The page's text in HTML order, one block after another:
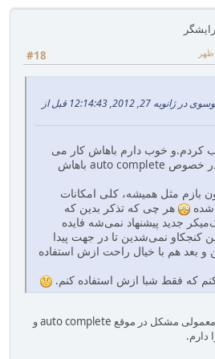
#18
نقل قول از: سید مهدی موسوی در ژانویه 27, 2012, 12:14:43 قبل از
بیتی نصب کردم.و خوب دارم باهاش کار می
کنم ولی خوب مشکلی در خصوص auto complete باهاش
بازم مثل همیشه، کلی امکانات
شده
هر چی که تذکر بدین که
جدید پیشنهاد نمی‌شه فایده
کنجکاو نمی‌شدین تا در جهت پیدا
و بعد هم با خیال راحت ازش استفاده
که فقط شبا ازش استفاده کنم.
چون من با نسخه‌ی همراه و معمولی مشکل در موقع auto complete و
دارم.